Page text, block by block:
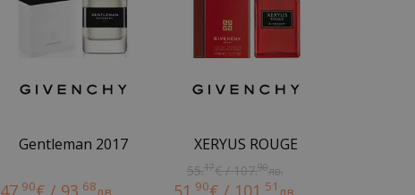
Gentleman 2017
47.90€ / 93.68лв.
XERYUS ROUGE
55.17€ / 107.90лв.
51.90€ / 101.51лв.